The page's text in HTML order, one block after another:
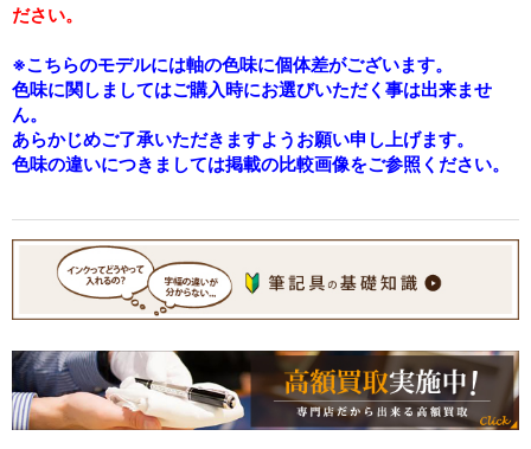
ださい。
※こちらのモデルには軸の色味に個体差がございます。
色味に関しましてはご購入時にお選びいただく事は出来ませ
ん。
あらかじめご了承いただきますようお願い申し上げます。
色味の違いにつきましては掲載の比較画像をご参照ください。